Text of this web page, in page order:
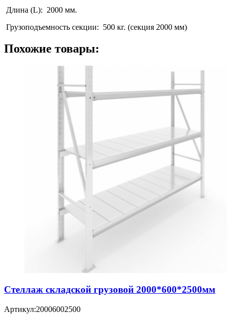
Длина (L): 2000 мм.
Грузоподъемность секции: 500 кг. (секция 2000 мм)
Похожие товары:
Стеллаж складской грузовой 2000*600*2500мм
Артикул:20006002500